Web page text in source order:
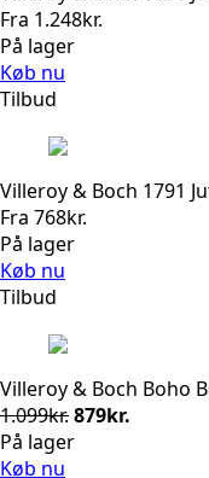
Fra 1.248kr.
På lager
Køb nu
Tilbud
Villeroy & Boch 1791
Fra 768kr.
På lager
Køb nu
Tilbud
Villeroy & Boch Boho
1.099kr.Den
oprindelige
879kr.
På lager
Køb nu